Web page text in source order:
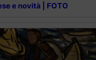
e novità | FOTO